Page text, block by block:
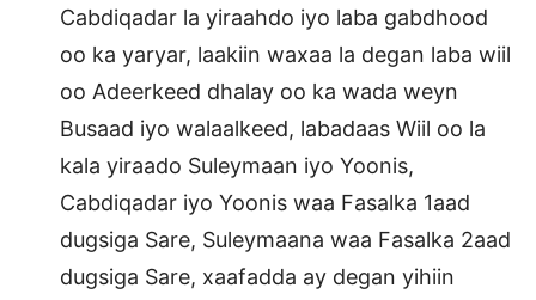
Cabdiqadar la yiraahdo iyo laba gabdhood
oo ka yaryar, laakiin waxaa la degan laba wiil
oo Adeerkeed dhalay oo ka wada weyn
Busaad iyo walaalkeed, labadaas Wiil oo la
kala yiraado Suleymaan iyo Yoonis,
Cabdiqadar iyo Yoonis waa Fasalka 1aad
dugsiga Sare, Suleymaana waa Fasalka 2aad
dugsiga Sare, xaafadda ay degan yihiin